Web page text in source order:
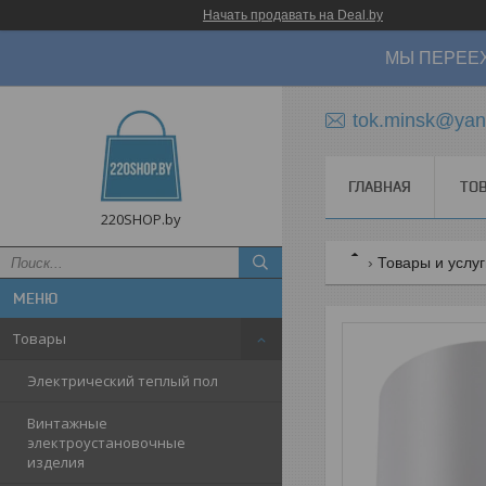
Начать продавать на Deal.by
МЫ
220SHOP.by
Товары
Электрический теплый пол
Винтажные
электроустановочные
изделия
ГЛАВНАЯ
Товары и